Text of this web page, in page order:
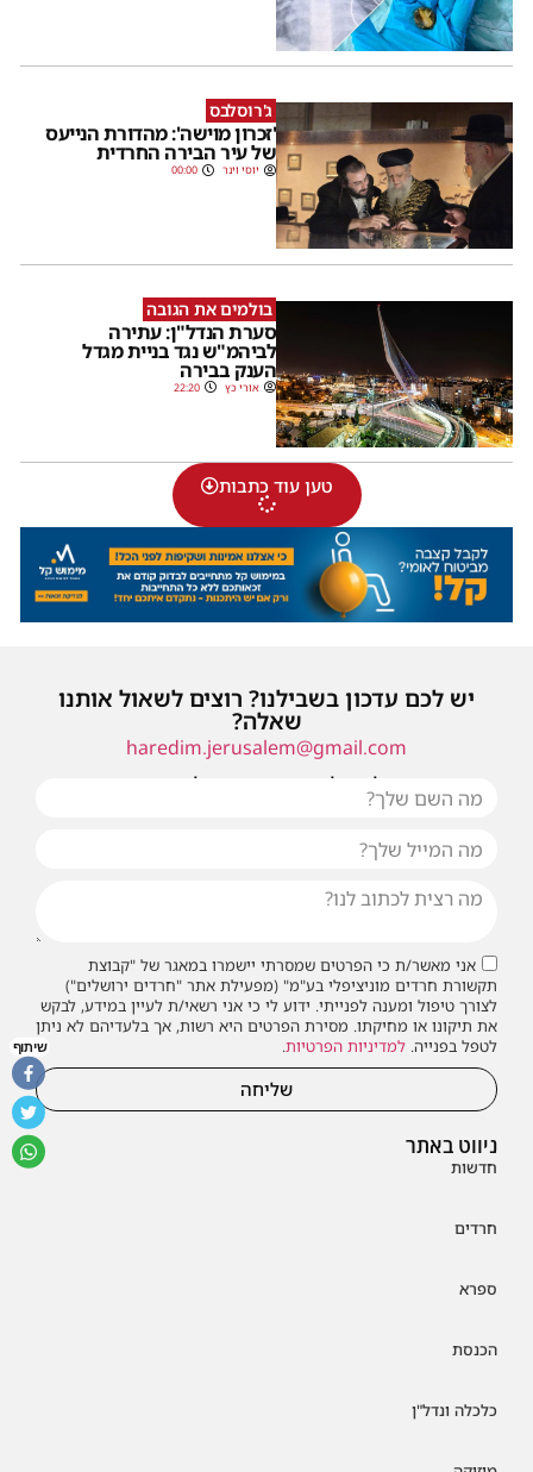
ג'רוסלבס
'זכרון מוישה': מהדורת הנייעס
של עיר הבירה החרדית
יוסי וינר 00:00
בולמים את הגובה
סערת הנדל"ן: עתירה
לביהמ"ש נגד בניית מגדל
הענק בבירה
אורי כץ 22:20
טען עוד כתבות
ניווט באתר
חדשות
חרדים
ספרא
הכנסת
כלכלה ונדל"ן
יש לכם עדכון בשבילנו? רוצים לשאול אותנו
שאלה?
haredim.jerusalem@gmail.com
או שילחו אלינו פנייה ונחזור אליכם בהקדם
אני מאשר/ת כי הפרטים שמסרתי יישמרו במאגר של "קבוצת
תקשורת חרדים מוניציפלי בע"מ" (מפעילת אתר "חרדים ירושלים")
לצורך טיפול ומענה לפנייתי. ידוע לי כי אני רשאי/ת לעיין במידע, לבקש
את תיקונו או מחיקתו. מסירת הפרטים היא רשות, אך בלעדיהם לא ניתן
לטפל בפנייה. למדיניות הפרטיות.
שליחה
שיתוף